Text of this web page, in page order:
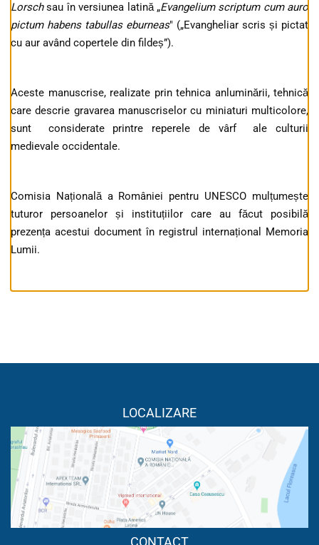
Lorschsau în versiunea latină „Evangelium scriptum cum auro
pictum habens tabullas eburneas" („Evangheliar scris și pictat
cu aur având copertele din fildeș”).
Aceste manuscrise, realizate prin tehnica anluminării, tehnică
care descrie gravarea manuscriselor cu miniaturi multicolore,
sunt considerate printre reperele de vârf ale culturii
medievale occidentale.
Comisia Națională a României pentru UNESCO mulțumește
tuturor persoanelor și instituțiilor care au făcut posibilă
prezența acestui document în registrul internațional Memoria
Lumii.
LOCALIZARE
CONTACT